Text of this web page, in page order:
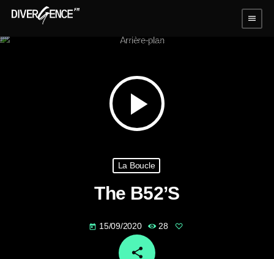
menu
play_arrow
La Boucle
The B52’S
today 15/09/2020 28
share
email